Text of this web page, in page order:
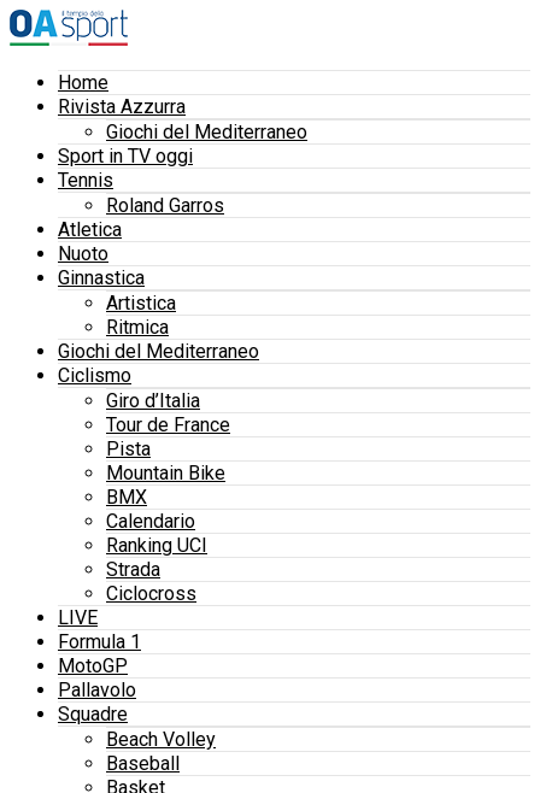
Home
Rivista Azzurra
Giochi del Mediterraneo
Sport in TV oggi
Tennis
Roland Garros
Atletica
Nuoto
Ginnastica
Artistica
Ritmica
Giochi del Mediterraneo
Ciclismo
Giro d’Italia
Tour de France
Pista
Mountain Bike
BMX
Calendario
Ranking UCI
Strada
Ciclocross
LIVE
Formula 1
MotoGP
Pallavolo
Squadre
Beach Volley
Baseball
Basket